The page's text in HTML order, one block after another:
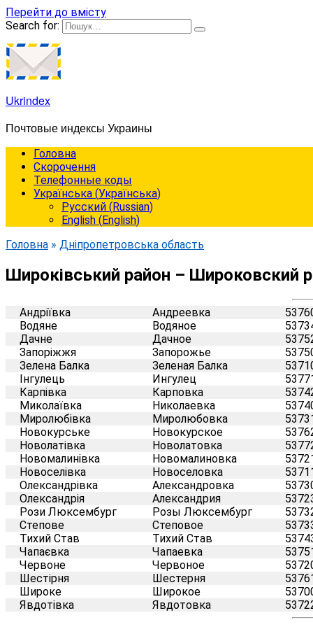
Перейти до вмісту
Search for:
Ukrindex
Почтовые индексы Украины
Головна
Cкорочення
Телефонные коды
Українська (Українська)
Русский (Russian)
English (English)
Головна » Дніпропетровська область
Широківський район – Широковский
Андріївка Андреевка
Водяне
Водяное
Дачне
Дачное
Запоріжжя
Запорожье
Зелена Балка
Зеленая Балка
Інгулець
Ингулец
Карпівка
Карповка
Миколаївка
Николаевка
Миролюбівка
Миролюбовка
Новокурське
Новокурское
Новолатівка
Новолатовка
Новомалинівка
Новомалиновка
Новоселівка
Новоселовка
Олександрівка
Александровка
Олександрія
Александрия
Рози Люксембург
Розы Люксембург
Степове
Степовое
Тихий Став
Тихий Став
Чапаєвка
Чапаевка
Червоне
Червоное
Шестірня
Шестерня
Широке
Широкое
Явдотівка
Явдотовка